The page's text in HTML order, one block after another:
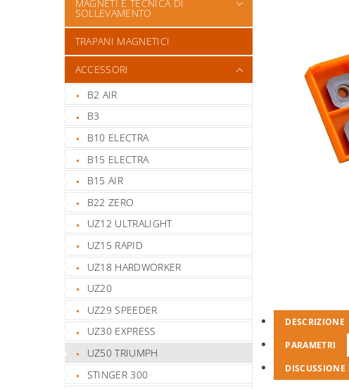
MAGNETI E TECNICA DI
SOLLEVAMENTO
TRAPANI MAGNETICI
ACCESSORI
B2 AIR
B3
B10 ELECTRA
B15 ELECTRA
B15 AIR
B22 ZERO
UZ12 ULTRALIGHT
UZ15 RAPID
UZ18 HARDWORKER
UZ20
UZ29 SPEEDER
UZ30 EXPRESS
UZ50 TRIUMPH
STINGER 300
DESCRIZIONE
PARAMETRI
DISCUSSIONE